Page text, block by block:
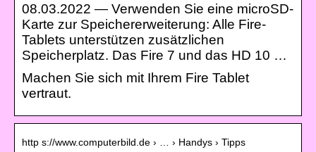
08.03.2022 — Verwenden Sie eine microSD-
Karte zur Speichererweiterung: Alle Fire-
Tablets unterstützen zusätzlichen
Speicherplatz. Das Fire 7 und das HD 10 …
Machen Sie sich mit Ihrem Fire Tablet
vertraut.
http s://www.computerbild.de › … › Handys › Tipps